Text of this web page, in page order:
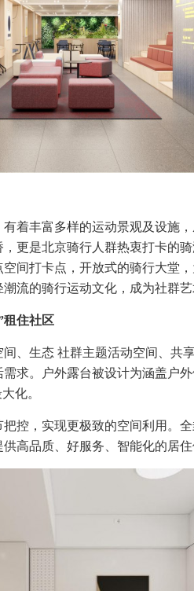
着丰富多样的运动景观及设施
更是北京骑行人群热衷打卡的
间打卡点，开放式的骑行大堂
流的骑行运动文化，成为社群艺
租住社区
、生态 社群主题活动空间、共
求。户外露台被设计为涵盖户
化。
控，实现更极致的空间利用。
高品质、好服务、智能化的居住